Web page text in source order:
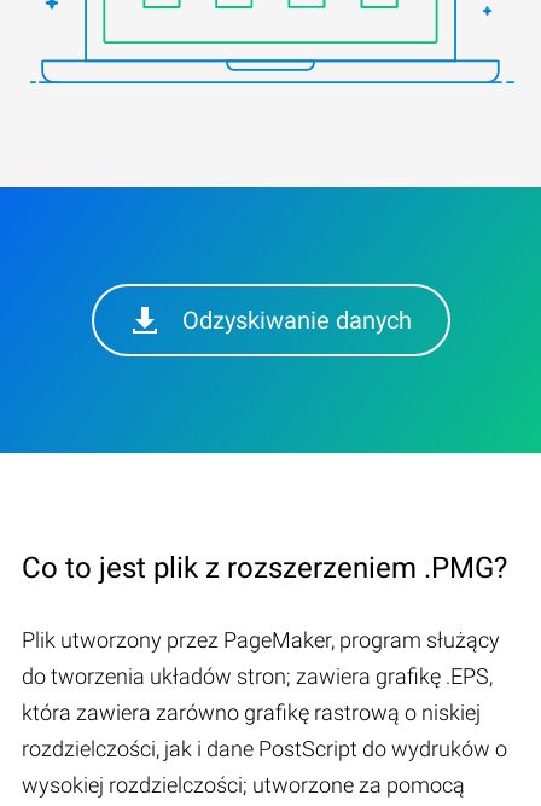
Odzyskiwanie danych
Co to jest plik z rozszerzeniem .PMG?
Plik utworzony przez PageMaker, program służący
do tworzenia układów stron; zawiera grafikę .EPS,
która zawiera zarówno grafikę rastrową o niskiej
rozdzielczości, jak i dane PostScript do wydruków o
wysokiej rozdzielczości; utworzone za pomocą